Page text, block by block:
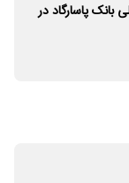
بانک پاسارگاد در